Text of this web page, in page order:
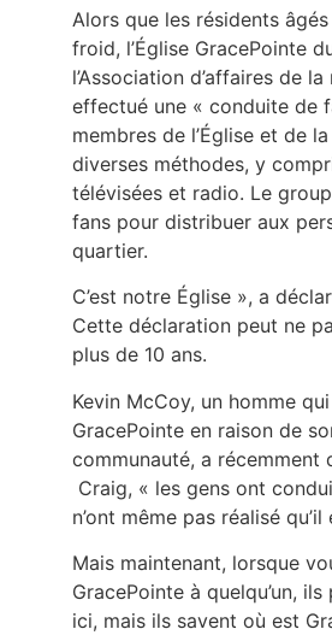
Alors que les résidents
froid, l’Église GracePointe
l’Association d’affaires de
effectué une « conduite de
membres de l’Église et de
diverses méthodes, y
télévisées et radio. Le
fans pour distribuer aux
quartier.
C’est notre Église », a
Cette déclaration peut ne
plus de 10 ans.
Kevin McCoy, un homme
GracePointe en raison de
communauté, a récemment
Craig, « les gens ont
n’ont même pas réalisé
Mais maintenant, lorsque
GracePointe à quelqu’un,
ici, mais ils savent où est